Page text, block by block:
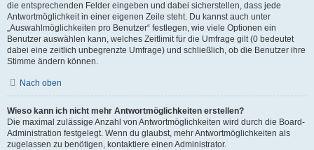
die entsprechenden Felder eingeben und dabei sicherstellen, dass jede
Antwortmöglichkeit in einer eigenen Zeile steht. Du kannst auch unter
„Auswahlmöglichkeiten pro Benutzer“ festlegen, wie viele Optionen ein
Benutzer auswählen kann, welches Zeitlimit für die Umfrage gilt (0 bedeutet
dabei eine zeitlich unbegrenzte Umfrage) und schließlich, ob die Benutzer ihre
Stimme ändern können.
Nach oben
Wieso kann ich nicht mehr Antwortmöglichkeiten erstellen?
Die maximal zulässige Anzahl von Antwortmöglichkeiten wird durch die Board-
Administration festgelegt. Wenn du glaubst, mehr Antwortmöglichkeiten als
zugelassen zu benötigen, kontaktiere einen Administrator.